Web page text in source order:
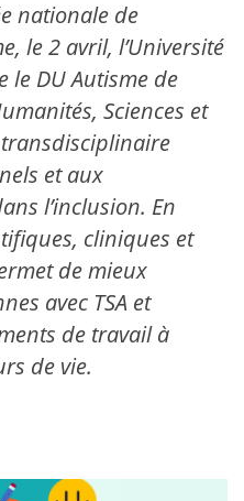
nationale de
le 2 avril, l’Université
le DU Autisme de
Sciences et
et aux
l’inclusion. En
cliniques et
de mieux
avec TSA et
de travail à
de vie.